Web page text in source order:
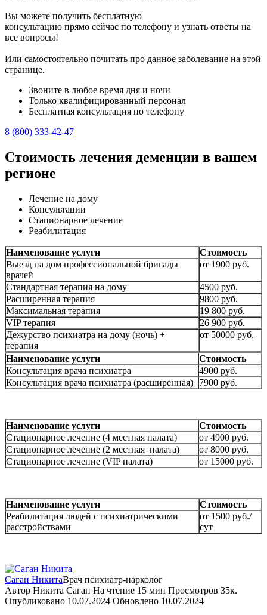
Вы можете получить бесплатную
консультацию прямо сейчас по телефону и узнать ответы на
все вопросы!
Или самостоятельно почитать про данное заболевание на этой
странице.
Звоните в любое время дня и ночи
Только квалифицированный персонал
Бесплатная консультация по телефону
8 (800) 333-42-47
Стоимость лечения деменции в вашем
регионе
Лечение на дому
Консультации
Стационарное лечение
Реабилитация
Наименование услуги
Стоимость
Выезд на дом профессиональной бригады
врачей
от 1900 руб.
Стандартная терапия на дому
4500 руб.
Расширенная терапия
9800 руб.
Максимальная терапия
19 800 руб.
VIP терапия
26 900 руб.
Дежурство психиатра на дому (ночь) +
терапия
от 50000 руб.
Наименование услуги
Стоимость
Консультация врача психиатра
4900 руб.
Консультация врача психиатра (расширенная)
7900 руб.
Наименование услуги
Стоимость
Стационарное лечение (4 местная палата)
от 4900 руб.
Стационарное лечение (2 местная палата)
от 8000 руб.
Стационарное лечение (VIP палата)
от 15000 руб.
Наименование услуги
Стоимость
Реабилитация людей с психиатрическими
расстройствами
от 1500 руб./
сут
Саган НикитаВрач психиатр-нарколог
Автор Никита Саган На чтение 15 мин Просмотров 35к.
Опубликовано 10.07.2024 Обновлено 10.07.2024